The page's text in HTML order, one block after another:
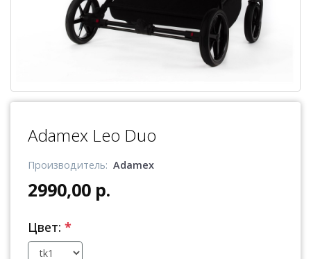
Adamex Leo Duo
Производитель: Adamex
2990,00 р.
Цвет: *